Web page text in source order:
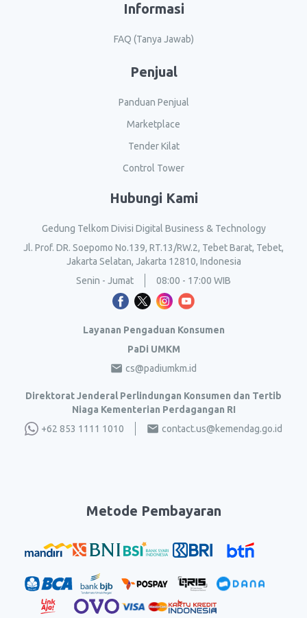
Informasi
FAQ (Tanya Jawab)
Penjual
Panduan Penjual
Marketplace
Tender Kilat
Control Tower
Hubungi Kami
Gedung Telkom Divisi Digital Business & Technology
Jl. Prof. DR. Soepomo No.139, RT.13/RW.2, Tebet Barat, Tebet,
Jakarta Selatan, Jakarta 12810, Indonesia
Senin - Jumat
08:00 - 17:00 WIB
Layanan Pengaduan Konsumen
PaDi UMKM
cs@padiumkm.id
Direktorat Jenderal Perlindungan Konsumen dan Tertib
Niaga Kementerian Perdagangan RI
+62 853 1111 1010
contact.us@kemendag.go.id
Metode Pembayaran